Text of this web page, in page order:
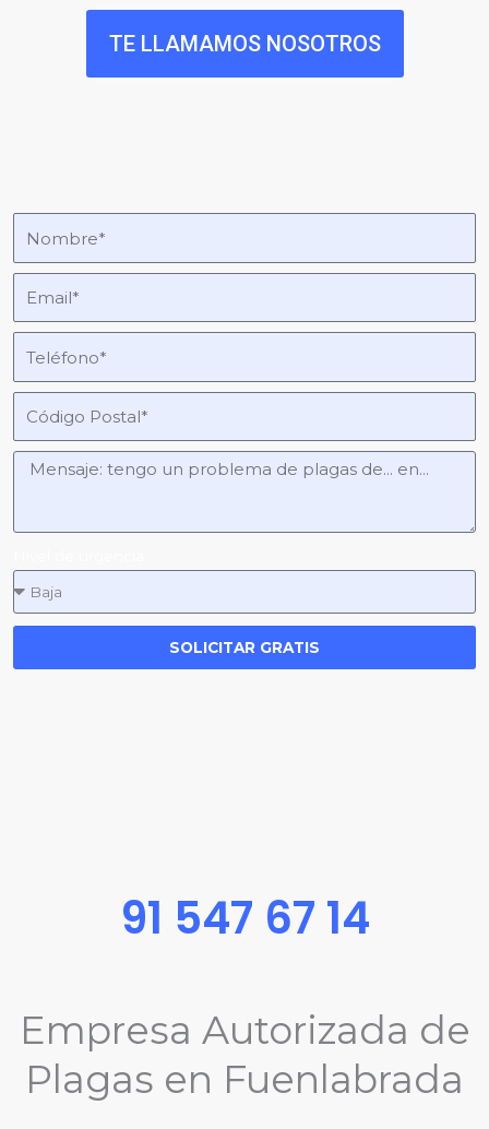
TE LLAMAMOS NOSOTROS
SOLICITAR GRATIS
91 547 67 14
Empresa Autorizada de
Plagas en Fuenlabrada